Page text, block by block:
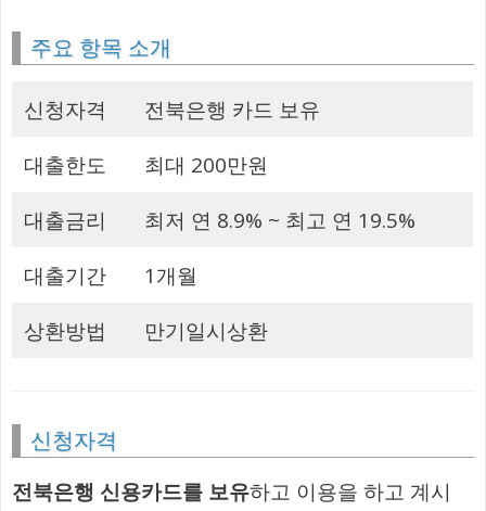
주요 항목 소개
신청자격
전북은행 카드 보유
대출한도
최대 200만원
대출금리
최저 연 8.9% ~ 최고 연 19.5%
대출기간
1개월
상환방법
만기일시상환
신청자격
전북은행 신용카드를 보유하고 이용을 하고 계시